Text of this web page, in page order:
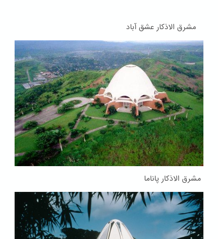
مشرق الاذکار عشق آباد
مشرق الاذکار پاناما